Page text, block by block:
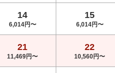
14
6,014円〜
15
6,014円〜
21
11,469円〜
22
10,560円〜